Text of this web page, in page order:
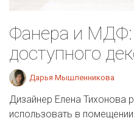
Фанера и МДФ:
доступного
Дарья Мышленникова
Дизайнер Елена Тихонова
использовать в